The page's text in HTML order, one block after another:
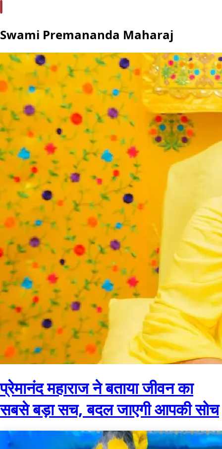
Swami Premananda Maharaj
प्रेमानंद महाराज ने बताया जीवन का
सबसे बड़ा सच, बदल जाएगी आपकी सोच